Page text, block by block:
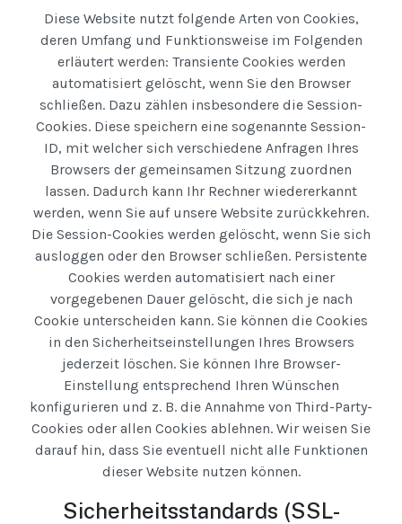
Diese Website nutzt folgende Arten von Cookies,
deren Umfang und Funktionsweise im Folgenden
erläutert werden: Transiente Cookies werden
automatisiert gelöscht, wenn Sie den Browser
schließen. Dazu zählen insbesondere die Session-
Cookies. Diese speichern eine sogenannte Session-
ID, mit welcher sich verschiedene Anfragen Ihres
Browsers der gemeinsamen Sitzung zuordnen
lassen. Dadurch kann Ihr Rechner wiedererkannt
werden, wenn Sie auf unsere Website zurückkehren.
Die Session-Cookies werden gelöscht, wenn Sie sich
ausloggen oder den Browser schließen. Persistente
Cookies werden automatisiert nach einer
vorgegebenen Dauer gelöscht, die sich je nach
Cookie unterscheiden kann. Sie können die Cookies
in den Sicherheitseinstellungen Ihres Browsers
jederzeit löschen. Sie können Ihre Browser-
Einstellung entsprechend Ihren Wünschen
konfigurieren und z. B. die Annahme von Third-Party-
Cookies oder allen Cookies ablehnen. Wir weisen Sie
darauf hin, dass Sie eventuell nicht alle Funktionen
dieser Website nutzen können.
Sicherheitsstandards (SSL-